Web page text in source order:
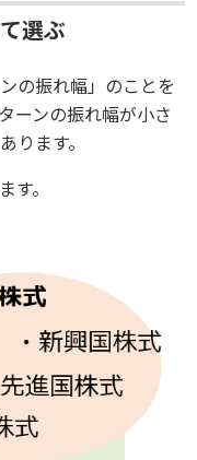
選ぶ
の振れ幅」のことを
ーンの振れ幅が小さ
ります。
。